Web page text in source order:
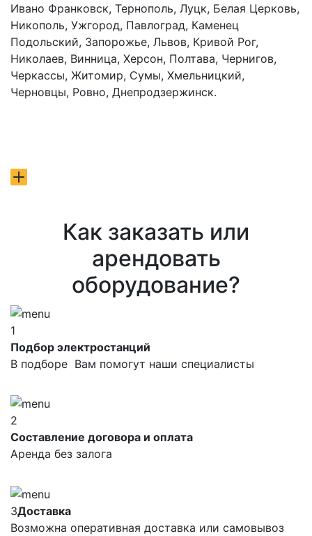
Ивано Франковск, Тернополь, Луцк, Белая Церковь,
Никополь, Ужгород, Павлоград, Каменец
Подольский, Запорожье, Львов, Кривой Рог,
Николаев, Винница, Херсон, Полтава, Чернигов,
Черкассы, Житомир, Сумы, Хмельницкий,
Черновцы, Ровно, Днепродзержинск.
Как заказать или
арендовать
оборудование?
1
Подбор электростанций
В подборе Вам помогут наши специалисты
2
Составление договора и оплата
Аренда без залога
3Доставка
Возможна оперативная доставка или самовывоз